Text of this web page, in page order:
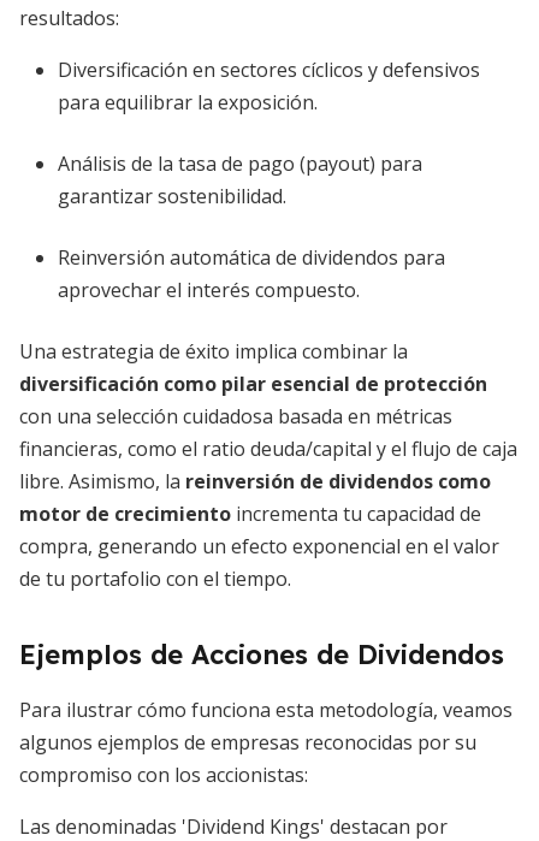
resultados:
Diversificación en sectores cíclicos y defensivos
para equilibrar la exposición.
Análisis de la tasa de pago (payout) para
garantizar sostenibilidad.
Reinversión automática de dividendos para
aprovechar el interés compuesto.
Una estrategia de éxito implica combinar la
diversificación como pilar esencial de protección
con una selección cuidadosa basada en métricas
financieras, como el ratio deuda/capital y el flujo de caja
libre. Asimismo, la reinversión de dividendos como
motor de crecimiento incrementa tu capacidad de
compra, generando un efecto exponencial en el valor
de tu portafolio con el tiempo.
Ejemplos de Acciones de Dividendos
Para ilustrar cómo funciona esta metodología, veamos
algunos ejemplos de empresas reconocidas por su
compromiso con los accionistas:
Las denominadas 'Dividend Kings' destacan por